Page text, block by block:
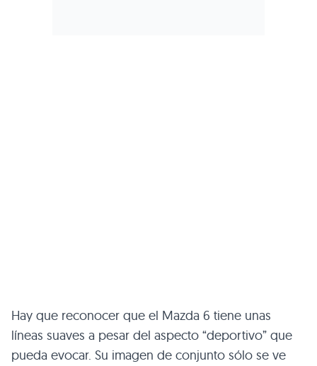
Hay que reconocer que el Mazda 6 tiene unas
líneas suaves a pesar del aspecto “deportivo” que
pueda evocar. Su imagen de conjunto sólo se ve